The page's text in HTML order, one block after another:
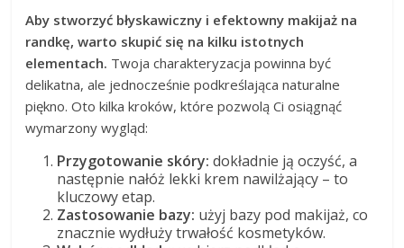
Aby stworzyć błyskawiczny i efektowny makijaż na
randkę, warto skupić się na kilku istotnych
elementach. Twoja charakteryzacja powinna być
delikatna, ale jednocześnie podkreślająca naturalne
piękno. Oto kilka kroków, które pozwolą Ci osiągnąć
wymarzony wygląd:
Przygotowanie skóry: dokładnie ją oczyść, a
następnie nałóż lekki krem nawilżający – to
kluczowy etap.
Zastosowanie bazy: użyj bazy pod makijaż, co
znacznie wydłuży trwałość kosmetyków.